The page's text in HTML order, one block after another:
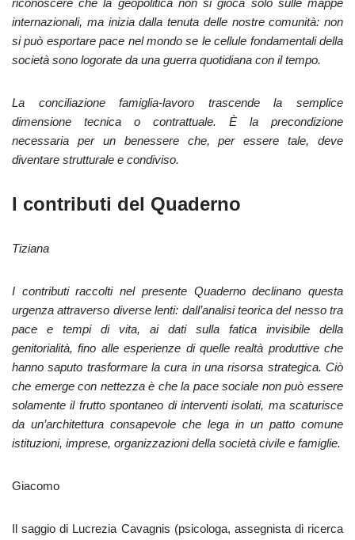
riconoscere che la geopolitica non si gioca solo sulle mappe
internazionali, ma inizia dalla tenuta delle nostre comunità: non
si può esportare pace nel mondo se le cellule fondamentali della
società sono logorate da una guerra quotidiana con il tempo.
La conciliazione famiglia-lavoro trascende la semplice
dimensione tecnica o contrattuale. È la precondizione
necessaria per un benessere che, per essere tale, deve
diventare strutturale e condiviso.
I contributi del Quaderno
Tiziana
I contributi raccolti nel presente Quaderno declinano questa
urgenza attraverso diverse lenti: dall’analisi teorica del nesso tra
pace e tempi di vita, ai dati sulla fatica invisibile della
genitorialità, fino alle esperienze di quelle realtà produttive che
hanno saputo trasformare la cura in una risorsa strategica. Ciò
che emerge con nettezza è che la pace sociale non può essere
solamente il frutto spontaneo di interventi isolati, ma scaturisce
da un’architettura consapevole che lega in un patto comune
istituzioni, imprese, organizzazioni della società civile e famiglie.
Giacomo
Il saggio di Lucrezia Cavagnis (psicologa, assegnista di ricerca